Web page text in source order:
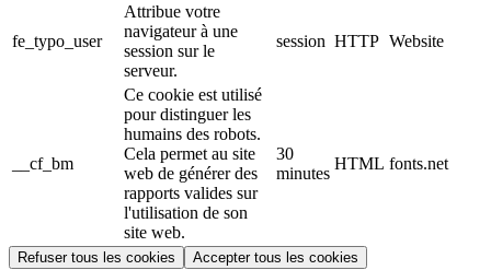
fe_typo_user
Attribue votre
navigateur à une
session sur le
serveur.
session HTTP Website
__cf_bm
Ce cookie est utilisé
pour distinguer les
humains des robots.
Cela permet au site
web de générer des
rapports valides sur
l'utilisation de son
site web.
30
minutes
HTML fonts.net
Refuser tous les cookies Accepter tous les cookies